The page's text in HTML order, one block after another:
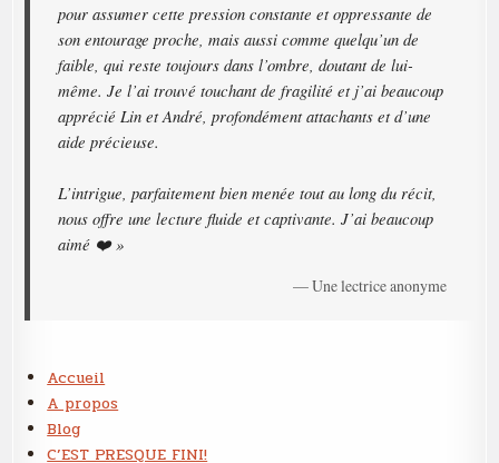
pour assumer cette pression constante et oppressante de
son entourage proche, mais aussi comme quelqu’un de
faible, qui reste toujours dans l’ombre, doutant de lui-
même. Je l’ai trouvé touchant de fragilité et j’ai beaucoup
apprécié Lin et André, profondément attachants et d’une
aide précieuse.
L’intrigue, parfaitement bien menée tout au long du récit,
nous offre une lecture fluide et captivante. J’ai beaucoup
aimé ❤️ »
— Une lectrice anonyme
Accueil
A propos
Blog
C’EST PRESQUE FINI!